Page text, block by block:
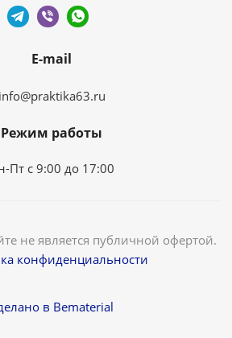
E-mail
info@praktika63.ru
Режим работы
Пт с 9:00 до 17:00
не является публичной офертой.
конфиденциальности
в Bematerial